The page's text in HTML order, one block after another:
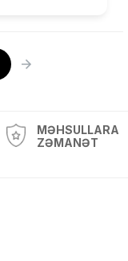
MƏHSULLARA
ZƏMANƏT